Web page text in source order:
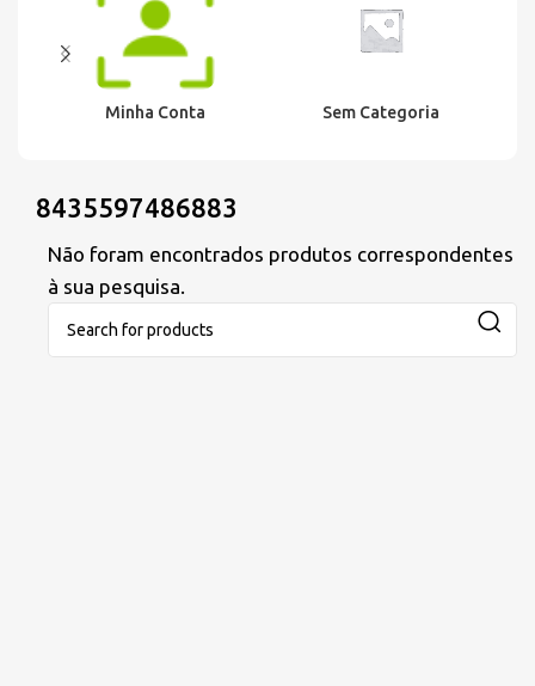
Minha Conta Sem Categoria
8435597486883
Não foram encontrados produtos correspondentes
à sua pesquisa.